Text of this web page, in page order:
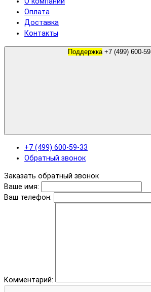
Оплата
Доставка
Контакты
Поддержка
+7 (499) 600-59-33
Обратный звонок
Заказать обратный звонок
Ваше имя:
Ваш телефон:
Комментарий: